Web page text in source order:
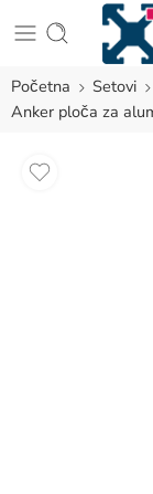
Početna Setovi
Anker ploča za